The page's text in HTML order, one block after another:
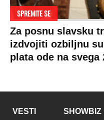
SPREMITE SE
Za posnu slavsku
izdvojiti ozbiljnu
plata ode na svega
VESTI SHOWBIZ